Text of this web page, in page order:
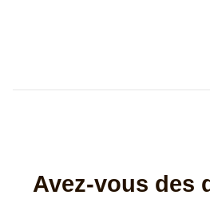
Avez-vous des